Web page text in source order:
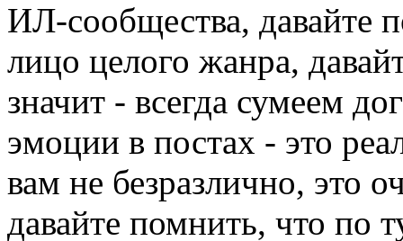
ИЛ-сообщества, давайте
лицо целого жанра,
значит - всегда сумеем
эмоции в постах - это
вам не безразлично, это
давайте помнить, что по